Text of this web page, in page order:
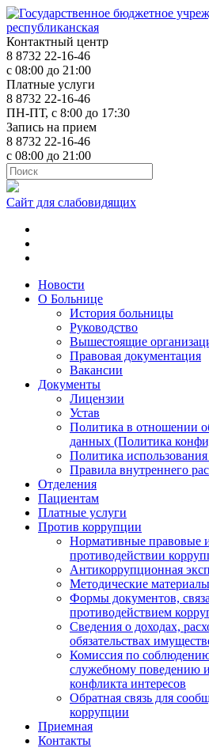
Контактный центр
8 8732 22-16-46
с 08:00 до 21:00
Платные услуги
8 8732 22-16-46
ПН-ПТ, с 8:00 до 17:30
Запись на прием
8 8732 22-16-46
с 08:00 до 21:00
Сайт для слабовидящих
Новости
О Больнице
История больницы
Руководство
Вышестоящие
Правовая документация
Вакансии
Документы
Лицензии
Устав
Политика в отношении
данных (Политика
Политика
Правила внутреннего
Отделения
Пациентам
Платные услуги
Против коррупции
Нормативные правовые
противодействии
Антикоррупционная
Методические материалы
Формы документов,
противодействием
Сведения о доходах,
обязательствах
Комиссия по
служебному поведению
конфликта интересов
Обратная связь для
коррупции
Приемная
Контакты